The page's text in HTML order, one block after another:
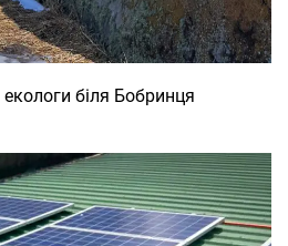
біля Бобринця